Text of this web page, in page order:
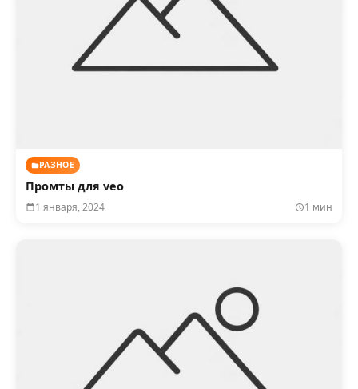
РАЗНОЕ
Промты для veo
1 января, 2024 1 мин